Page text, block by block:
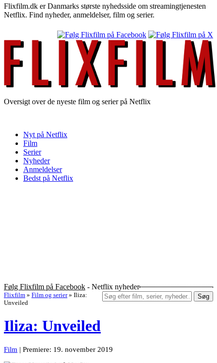
Flixfilm.dk er Danmarks største nyhedsside om streamingtjenesten
Netflix. Find nyheder, anmeldelser, film og serier.
Oversigt over de nyeste film og serier på Netflix
Nyt på Netflix
Film
Serier
Nyheder
Anmeldelser
Bedst på Netflix
Følg Flixfilm på Facebook - Netflix nyheder
Søg
Flixfilm » Film og serier » Iliza:
Unveiled
Iliza: Unveiled
Film | Premiere: 19. november 2019